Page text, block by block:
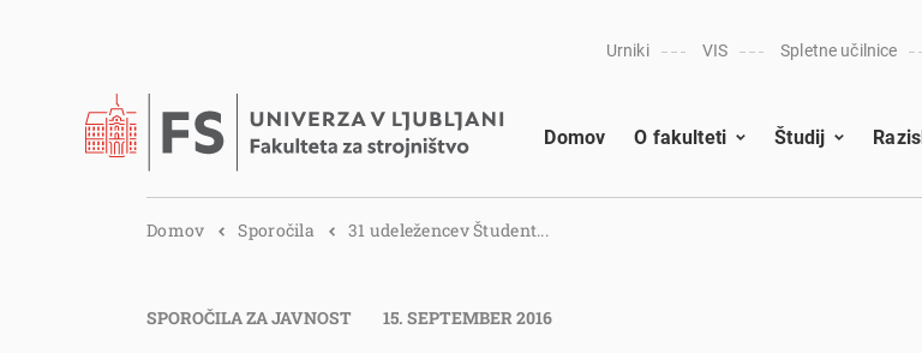
Urniki VIS Spletne učilnice
Domov O fakulteti Študij
Domov Sporočila 31 udeležencev Študent...
SPOROČILA ZA JAVNOST 15. SEPTEMBER 2016